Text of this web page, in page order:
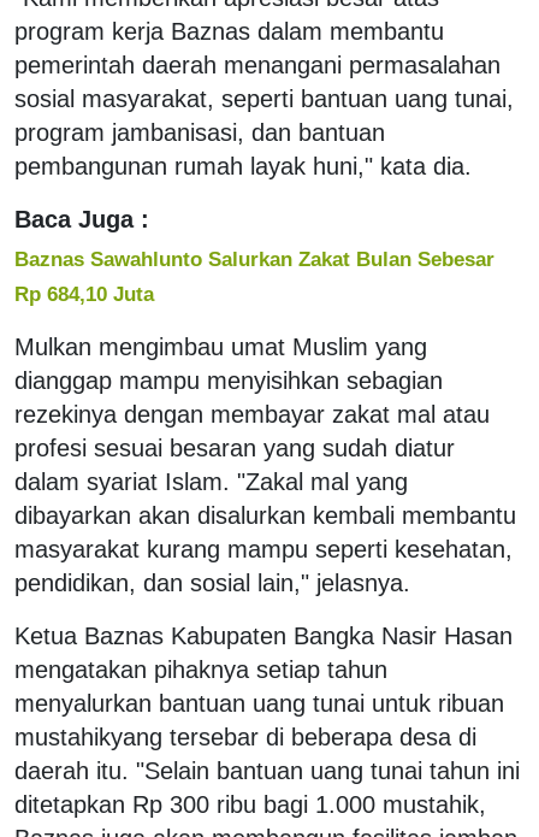
program kerja Baznas dalam membantu
pemerintah daerah menangani permasalahan
sosial masyarakat, seperti bantuan uang tunai,
program jambanisasi, dan bantuan
pembangunan rumah layak huni," kata dia.
Baca Juga :
Baznas Sawahlunto Salurkan Zakat Bulan Sebesar
Rp 684,10 Juta
Mulkan mengimbau umat Muslim yang
dianggap mampu menyisihkan sebagian
rezekinya dengan membayar zakat mal atau
profesi sesuai besaran yang sudah diatur
dalam syariat Islam. "Zakal mal yang
dibayarkan akan disalurkan kembali membantu
masyarakat kurang mampu seperti kesehatan,
pendidikan, dan sosial lain," jelasnya.
Ketua Baznas Kabupaten Bangka Nasir Hasan
mengatakan pihaknya setiap tahun
menyalurkan bantuan uang tunai untuk ribuan
mustahikyang tersebar di beberapa desa di
daerah itu. "Selain bantuan uang tunai tahun ini
ditetapkan Rp 300 ribu bagi 1.000 mustahik,